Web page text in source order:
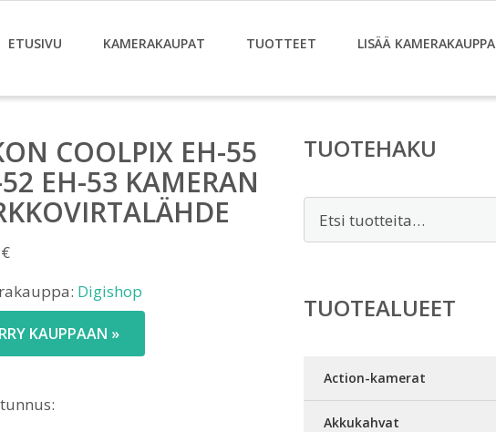
ETUSIVU KAMERAKAUPAT TUOTTEET LISÄÄ KAMERAKAUPPA
COOLPIX EH-55
EH-53 KAMERAN
€
Digishop
KAUPPAAN »
TUOTEHAKU
TUOTEALUEET
Action-kamerat
Akkukahvat